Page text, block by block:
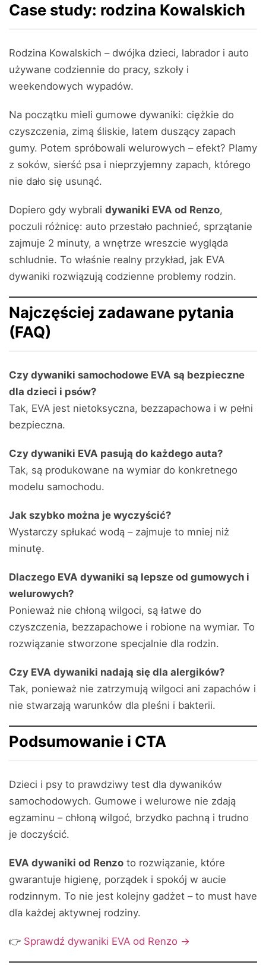
Case study: rodzina Kowalskich
Rodzina Kowalskich – dwójka dzieci, labrador i auto
używane codziennie do pracy, szkoły i
weekendowych wypadów.
Na początku mieli gumowe dywaniki: ciężkie do
czyszczenia, zimą śliskie, latem duszący zapach
gumy. Potem spróbowali welurowych – efekt? Plamy
z soków, sierść psa i nieprzyjemny zapach, którego
nie dało się usunąć.
Dopiero gdy wybrali dywaniki EVA od Renzo,
poczuli różnicę: auto przestało pachnieć, sprzątanie
zajmuje 2 minuty, a wnętrze wreszcie wygląda
schludnie. To właśnie realny przykład, jak EVA
dywaniki rozwiązują codzienne problemy rodzin.
Najczęściej zadawane pytania
(FAQ)
Czy dywaniki samochodowe EVA są bezpieczne
dla dzieci i psów?
Tak, EVA jest nietoksyczna, bezzapachowa i w pełni
bezpieczna.
Czy dywaniki EVA pasują do każdego auta?
Tak, są produkowane na wymiar do konkretnego
modelu samochodu.
Jak szybko można je wyczyścić?
Wystarczy spłukać wodą – zajmuje to mniej niż
minutę.
Dlaczego EVA dywaniki są lepsze od gumowych i
welurowych?
Ponieważ nie chłoną wilgoci, są łatwe do
czyszczenia, bezzapachowe i robione na wymiar. To
rozwiązanie stworzone specjalnie dla rodzin.
Czy EVA dywaniki nadają się dla alergików?
Tak, ponieważ nie zatrzymują wilgoci ani zapachów i
nie stwarzają warunków dla pleśni i bakterii.
Podsumowanie i CTA
Dzieci i psy to prawdziwy test dla dywaników
samochodowych. Gumowe i welurowe nie zdają
egzaminu – chłoną wilgoć, brzydko pachną i trudno
je doczyścić.
EVA dywaniki od Renzo to rozwiązanie, które
gwarantuje higienę, porządek i spokój w aucie
rodzinnym. To nie jest kolejny gadżet – to must have
dla każdej aktywnej rodziny.
👉 Sprawdź dywaniki EVA od Renzo →